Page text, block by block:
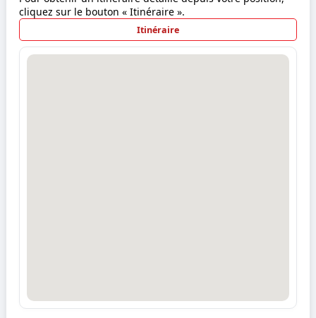
cliquez sur le bouton « Itinéraire ».
Itinéraire